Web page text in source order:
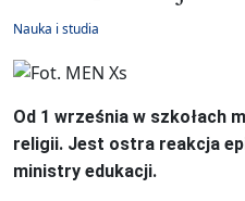
Nauka i studia
Od 1 września w szkołach
religii. Jest ostra reakcja
ministry edukacji.